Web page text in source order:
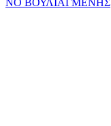
ΝΟ ΒΟΥΛΙΑΓΜΕΝΗΣ